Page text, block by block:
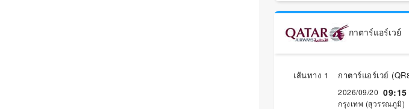
กาตาร์แอร์เวย์
เส้นทาง 1 กาตาร์แอร์เวย์ (
2026/09/20 09:15
กรุงเทพ (สุวรรณภูมิ)